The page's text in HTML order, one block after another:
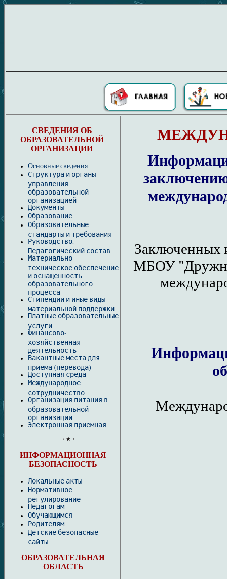
СВЕДЕНИЯ ОБ
ОБРАЗОВАТЕЛЬНОЙ
ОРГАНИЗАЦИИ
Основные сведения
Структура и органы
управления
образовательной
организацией
Документы
Образование
Образовательные
стандарты и требования
Руководство.
Педагогический состав
Материально-
техническое обеспечение
и оснащенность
образовательного
процесса
Стипендии и иные виды
материальной поддержки
Платные образовательные
услуги
Финансово-
хозяйственная
деятельность
Вакантные места для
приема (перевода)
Доступная среда
Международное
сотрудничество
Организация питания в
образовательной
организации
Электронная приемная
ИНФОРМАЦИОННАЯ
БЕЗОПАСНОСТЬ
Локальные акты
Нормативное
регулирование
Педагогам
Обучающимся
Родителям
Детские безопасные
сайты
ОБРАЗОВАТЕЛЬНАЯ
ОБЛАСТЬ
Заключенных
МБОУ